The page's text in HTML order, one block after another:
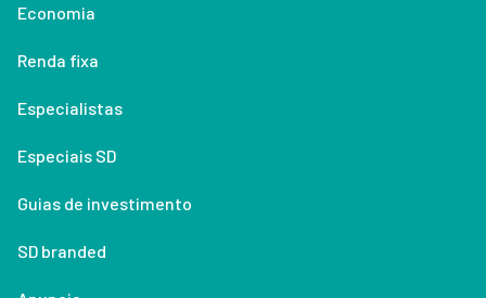
Economia
Renda fixa
Especialistas
Especiais SD
Guias de investimento
SD branded